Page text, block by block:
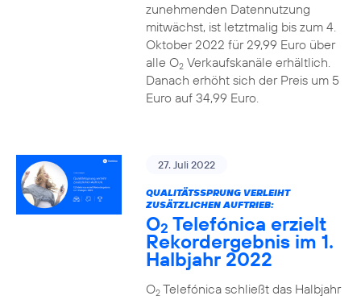
zunehmenden Datennutzung
mitwächst, ist letztmalig bis zum 4.
Oktober 2022 für 29,99 Euro über
alle O2Verkaufskanäle erhältlich.
Danach erhöht sich der Preis um 5
Euro auf 34,99 Euro.
27. Juli 2022
QUALITÄTSSPRUNG VERLEIHT
ZUSÄTZLICHEN AUFTRIEB:
O2 Telefónica erzielt
Rekordergebnis im 1.
Halbjahr 2022
O2Telefónica schließt das Halbjahr